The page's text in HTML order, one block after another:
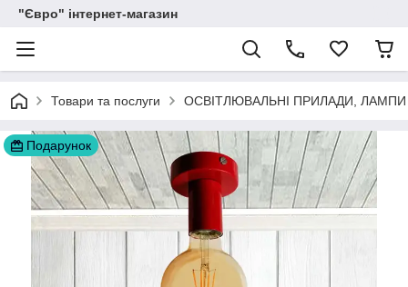
"Євро" інтернет-магазин
Товари та послуги ОСВІТЛЮВАЛЬНІ ПРИЛАДИ,
Подарунок